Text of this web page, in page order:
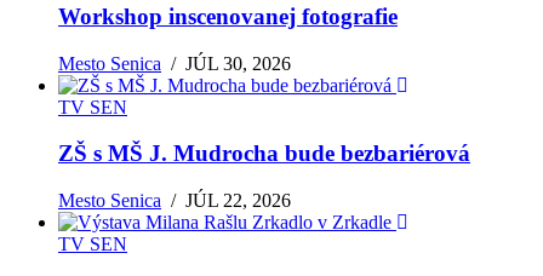
Workshop inscenovanej fotografie
Mesto Senica /JÚL 30, 2026
TV SEN
ZŠ s MŠ J. Mudrocha bude bezbariérová
Mesto Senica /JÚL 22, 2026
TV SEN